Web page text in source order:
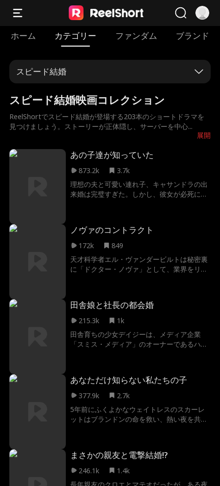
ホーム カテゴリー ファンダム ブランド
スピード結婚
スピード結婚映画コレクション
展開
ReelShortでスピード結婚が登場する203本のショートドラマを
見つけましょう。ストーリーが正体隠し、サーバーを中心...
あの子達が知っていた
873.2k
3.7k
理想の夫と可愛い連れ子、キャサンドラの出
来婚は完璧すぎた。しかし、彼女が必死に逃
ノヴァのコントラクト
172k
849
天才科学者エル・ヴァンダービルトは秘密裏
に「ドクター・ノヴァ」として、業界をリー
底で出会ったのは、ハンサムな富豪ロイ・グ
ラント。勢いで結婚したエルは、彼が元夫の
る。「目的が同じなら、手を組まない？」奪
われた栄光を取り戻すため、エルとロイは偽
世界最大のテック契約を巡る戦いに挑む。
田舎娘と社長の都会婚
215.3k
1k
田舎育ちの少女デイジーは、メディア企業
「スミス・メディア」のオーナーであるハミ
危機に――。
あなただけ知らない私たちの子
377.9k
2.7k
5年前にふくよかなウェイトレスのスカーレ
ットはブランドンの命を救い、熱い夜を共に
がスカーレットの娘の父だと知らない。
まさかの親友と電撃結婚!?
246.1k
1.4k